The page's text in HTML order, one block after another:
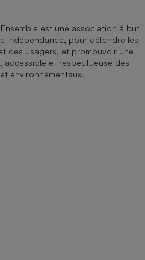
est une association à but
indépendance, pour défendre les
des usagers, et promouvoir une
accessible et respectueuse des
environnementaux.